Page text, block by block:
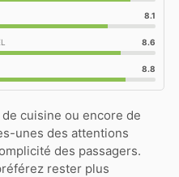
8.1
8.6
8.8
cuisine ou encore de
unes des attentions
des passagers.
rester plus